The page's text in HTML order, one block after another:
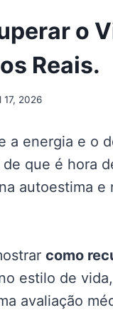
o
Reais.
17, 2026
a energia e o
que é hora
autoestima
como
estilo de
avaliação